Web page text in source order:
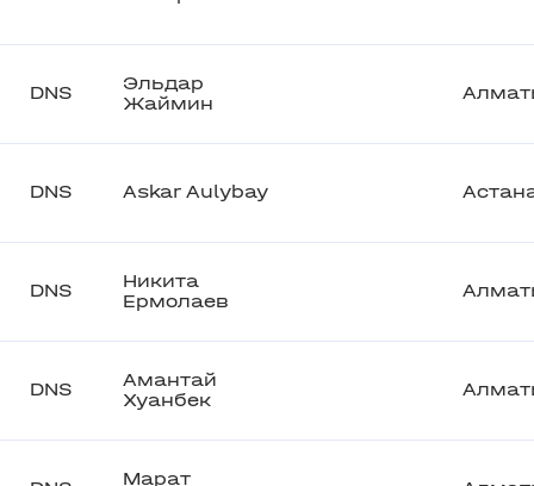
DNS
Эльдар
Жаймин
DNS Askar Aulybay
DNS
Никита
Ермолаев
DNS
Амантай
Хуанбек
Марат